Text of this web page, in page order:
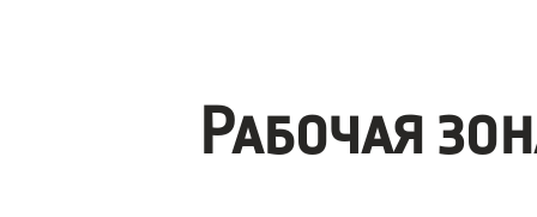
Рабочая